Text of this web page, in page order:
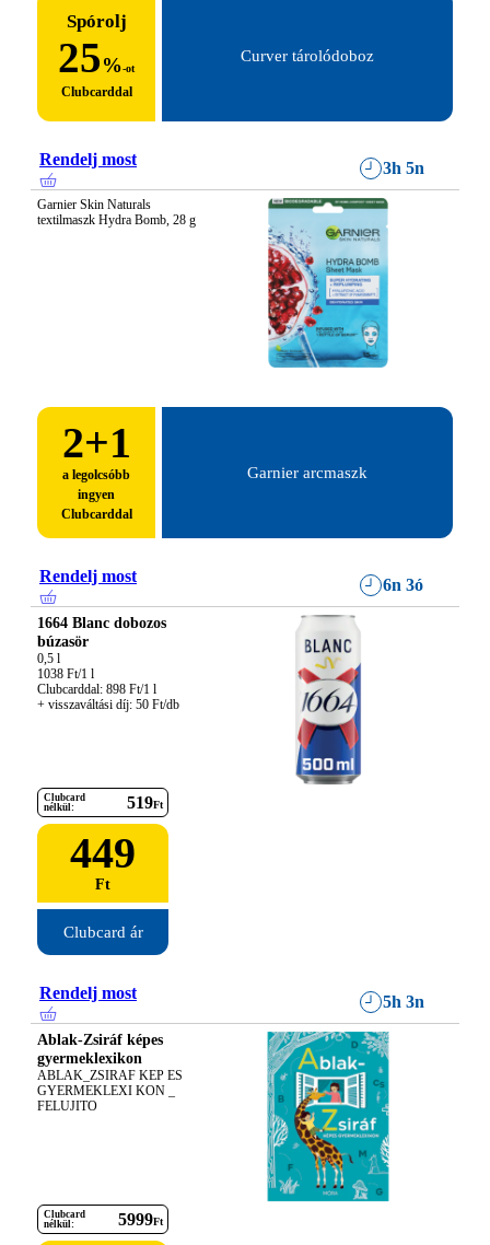
Spórolj
25%-ot
Clubcarddal
Curver tárolódoboz
Rendelj most 3h 5n
Garnier Skin Naturals
textilmaszk Hydra Bomb, 28 g
2+1
a legolcsóbb
ingyen
Clubcarddal
Garnier arcmaszk
Rendelj most 6n 3ó
1664 Blanc dobozos
búzasör
0,5 l
1038 Ft/1 l
Clubcarddal: 898 Ft/1 l
+ visszaváltási díj: 50 Ft/db
Clubcard
nélkül:
519Ft
449
Ft
Clubcard ár
Rendelj most 5h 3n
Ablak-Zsiráf képes
gyermeklexikon
ABLAK_ZSIRAF KEP ES
GYERMEKLEXI KON _
FELUJITO
Clubcard
nélkül:
5999Ft